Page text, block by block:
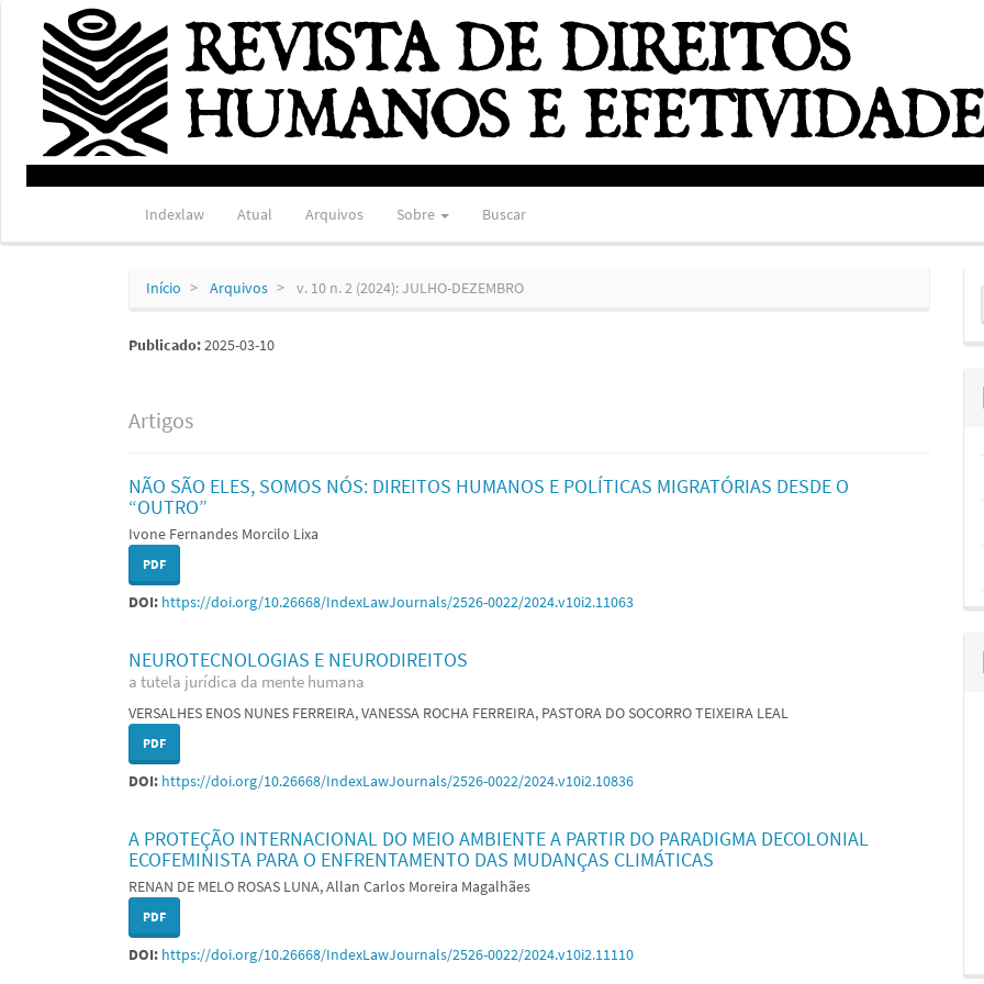
Navegação
Principal
Conteúdo
principal
Barra
Lateral
Indexlaw Atual Arquivos Sobre Buscar
Início Arquivos v. 10 n. 2 (2024): JULHO-DEZEMBRO
Publicado:2025-03-10
Artigos
NÃO SÃO ELES, SOMOS NÓS: DIREITOS HUMANOS E POLÍTICAS MIGRATÓRIAS DESDE O
“OUTRO”
Ivone Fernandes Morcilo Lixa
PDF
DOI: https://doi.org/10.26668/IndexLawJournals/2526-0022/2024.v10i2.11063
NEUROTECNOLOGIAS E NEURODIREITOS
a tutela jurídica da mente humana
VERSALHES ENOS NUNES FERREIRA, VANESSA ROCHA FERREIRA, PASTORA DO SOCORRO TEIXEIRA LEAL
PDF
DOI: https://doi.org/10.26668/IndexLawJournals/2526-0022/2024.v10i2.10836
A PROTEÇÃO INTERNACIONAL DO MEIO AMBIENTE A PARTIR DO PARADIGMA DECOLONIAL
ECOFEMINISTA PARA O ENFRENTAMENTO DAS MUDANÇAS CLIMÁTICAS
RENAN DE MELO ROSAS LUNA, Allan Carlos Moreira Magalhães
PDF
DOI: https://doi.org/10.26668/IndexLawJournals/2526-0022/2024.v10i2.11110